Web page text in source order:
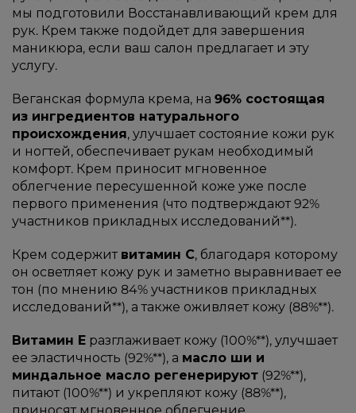
мы подготовили Восстанавливающий крем для
рук. Крем также подойдет для завершения
маникюра, если ваш салон предлагает и эту
услугу.
Веганская формула крема, на 96% состоящая
из ингредиентов натурального
происхождения, улучшает состояние кожи рук
и ногтей, обеспечивает рукам необходимый
комфорт. Крем приносит мгновенное
облегчение пересушенной коже уже после
первого применения (что подтверждают 92%
участников прикладных исследований**).
Крем содержит витамин С, благодаря которому
он осветляет кожу рук и заметно выравнивает ее
тон (по мнению 84% участников прикладных
исследований**), а также оживляет кожу (88%**).
Витамин Е разглаживает кожу (100%**), улучшает
ее эластичность (92%**), а масло ши и
миндальное масло регенерируют (92%**),
питают (100%**) и укрепляют кожу (88%**),